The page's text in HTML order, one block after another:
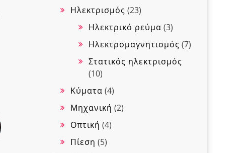
Ηλεκτρισμός (23)
Ηλεκτρικό ρεύμα (3)
Ηλεκτρομαγνητισμός (7)
Στατικός ηλεκτρισμός
(10)
Κύματα (4)
Μηχανική (2)
Οπτική (4)
Πίεση (5)